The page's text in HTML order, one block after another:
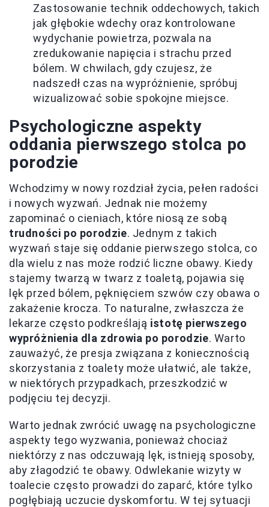
Zastosowanie technik oddechowych, takich
jak głębokie wdechy oraz kontrolowane
wydychanie powietrza, pozwala na
zredukowanie napięcia i strachu przed
bólem. W chwilach, gdy czujesz, że
nadszedł czas na wypróżnienie, spróbuj
wizualizować sobie spokojne miejsce.
Psychologiczne aspekty
oddania pierwszego stolca po
porodzie
Wchodzimy w nowy rozdział życia, pełen radości
i nowych wyzwań. Jednak nie możemy
zapominać o cieniach, które niosą ze sobą
trudności po porodzie. Jednym z takich
wyzwań staje się oddanie pierwszego stolca, co
dla wielu z nas może rodzić liczne obawy. Kiedy
stajemy twarzą w twarz z toaletą, pojawia się
lęk przed bólem, pęknięciem szwów czy obawa o
zakażenie krocza. To naturalne, zwłaszcza że
lekarze często podkreślają istotę pierwszego
wypróżnienia dla zdrowia po porodzie. Warto
zauważyć, że presja związana z koniecznością
skorzystania z toalety może ułatwić, ale także,
w niektórych przypadkach, przeszkodzić w
podjęciu tej decyzji.
Warto jednak zwrócić uwagę na psychologiczne
aspekty tego wyzwania, ponieważ chociaż
niektórzy z nas odczuwają lęk, istnieją sposoby,
aby złagodzić te obawy. Odwlekanie wizyty w
toalecie często prowadzi do zaparć, które tylko
pogłębiają uczucie dyskomfortu. W tej sytuacji